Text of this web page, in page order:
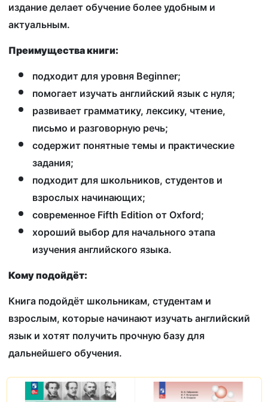
издание делает обучение более удобным и
актуальным.
Преимущества книги:
подходит для уровня Beginner;
помогает изучать английский язык с нуля;
развивает грамматику, лексику, чтение,
письмо и разговорную речь;
содержит понятные темы и практические
задания;
подходит для школьников, студентов и
взрослых начинающих;
современное Fifth Edition от Oxford;
хороший выбор для начального этапа
изучения английского языка.
Кому подойдёт:
Книга подойдёт школьникам, студентам и
взрослым, которые начинают изучать английский
язык и хотят получить прочную базу для
дальнейшего обучения.